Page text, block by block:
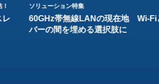
レ
ソリューション特集
60GHz帯無線LANの現在地 Wi-Fi
バーの間を埋める選択肢に